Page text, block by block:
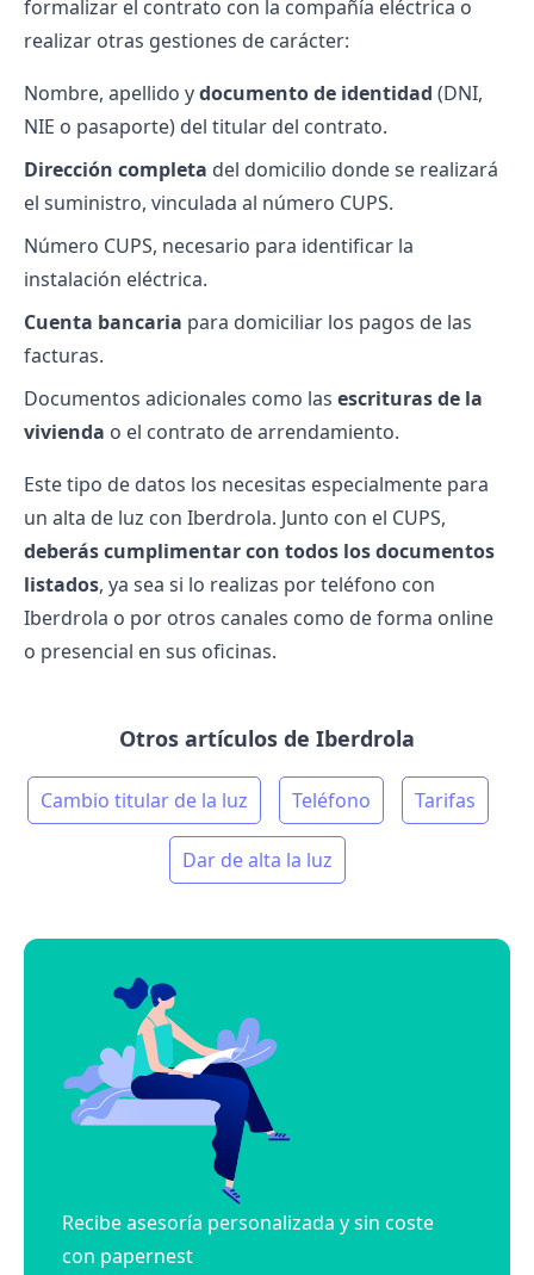
formalizar el contrato con la compañía eléctrica o
realizar otras gestiones de carácter:
Nombre, apellido ydocumento de identidad (DNI,
NIE o pasaporte) del titular del contrato.
Dirección completa del domicilio donde se realizará
el suministro, vinculada al número CUPS.
Número CUPS, necesario para identificar la
instalación eléctrica.
Cuenta bancaria para domiciliar los pagos de las
facturas.
Documentos adicionales como las escrituras de la
vivienda o el contrato de arrendamiento.
Este tipo de datos los necesitas especialmente para
un alta de luz con Iberdrola. Junto con el CUPS,
deberás cumplimentar con todos los documentos
listados, ya sea si lo realizas porteléfono con
Iberdrola o por otros canales como de forma online
o presencial en sus oficinas.
Otros artículos de Iberdrola
Cambio titular de la luz Teléfono Tarifas
Dar de alta la luz
Recibe asesoría personalizada y sin coste
con papernest